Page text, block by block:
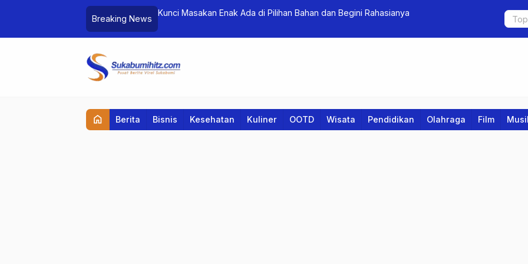
Breaking News
Kunci Masakan Enak Ada di Pilihan Bahan dan Begini Rahasianya
Ratusan
Bertahap
home Berita Bisnis Kesehatan Kuliner OOTD Wisata Pendidikan Olahraga Film